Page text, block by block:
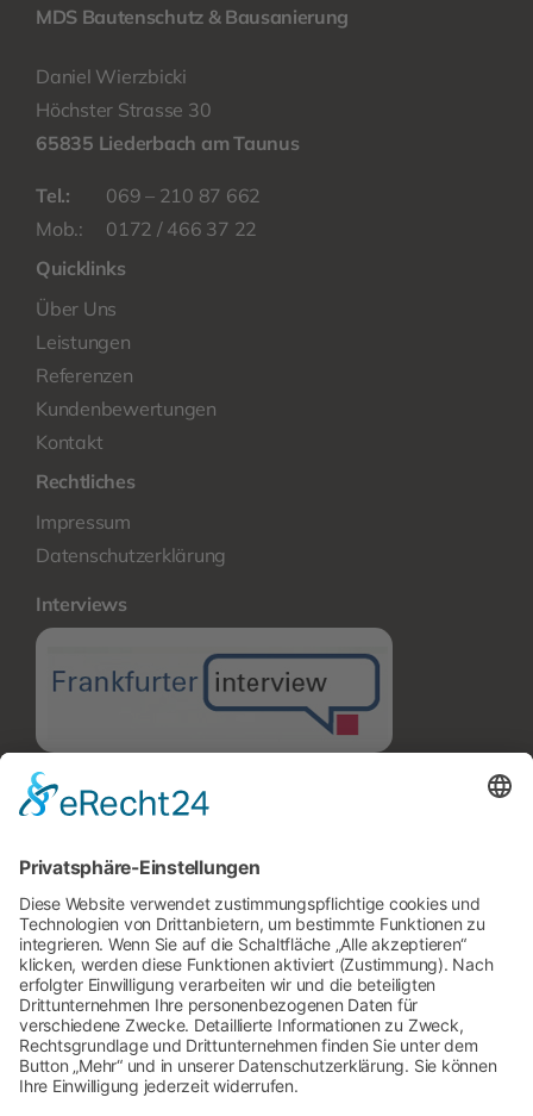
MDS Bautenschutz & Bausanierung
Daniel Wierzbicki
Höchster Strasse 30
65835 Liederbach am Taunus
Tel.:
069 – 210 87 662
Mob.:
0172 / 466 37 22
Quicklinks
Über Uns
Leistungen
Referenzen
Kundenbewertungen
Kontakt
Rechtliches
Impressum
Datenschutzerklärung
Interviews
Kellerisolierung in Frankfurt
Ratgeber
Kellerisolierung in Frankfurt
Hausabdichtung in Frankfurt